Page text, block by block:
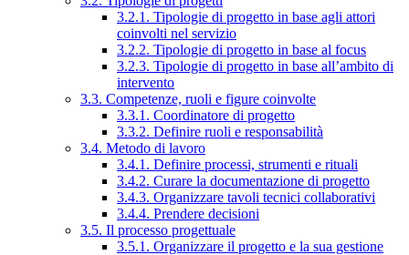
3.2.1. Tipologie di progetto in base agli attori
coinvolti nel servizio
3.2.2. Tipologie di progetto in base al focus
3.2.3. Tipologie di progetto in base all’ambito di
intervento
3.3. Competenze, ruoli e figure coinvolte
3.3.1. Coordinatore di progetto
3.3.2. Definire ruoli e responsabilità
3.4. Metodo di lavoro
3.4.1. Definire processi, strumenti e rituali
3.4.2. Curare la documentazione di progetto
3.4.3. Organizzare tavoli tecnici collaborativi
3.4.4. Prendere decisioni
3.5. Il processo progettuale
3.5.1. Organizzare il progetto e la sua gestione